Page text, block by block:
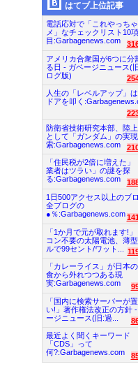
はてブ上位記事
電話応対で「これやっち
メ」なチェックリスト10項
目:Garbagenews.com
アメリカ合衆国が6つに分
る日 - ガベージニュース(
ログ版)
人生の「レベルアップ」
ドアを叩く
防衛省技術研究本部、陸
として「ガンダム」の実
索:Garbagenews.com
「住民税が2倍に増えた」
業者はツラい」の謎を探
る:Garbagenews.com
1日500アクセス以上のブ
全ブログの
●％:Garbagenews.com
「1か月で元が取れます!」
コン不要の太陽電池、薄
ルで99セント/ワット...
「カレーライス」が日本
食から外れつつある現
実:Garbagenews.com
「国内に検索サーバーが
い!」著作権法改正の方針
ージニュース(旧:過...
最近よく聞くキーワード
「CDS」って
何?:Garbagenews.com